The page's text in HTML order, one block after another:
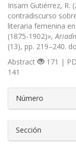
Irisarri Gutiérrez, R.
contradiscurso
literaria femenina
(1875-1902)»,
(13), pp. 219–240.
Abstract
171 |
141
Número
Sección